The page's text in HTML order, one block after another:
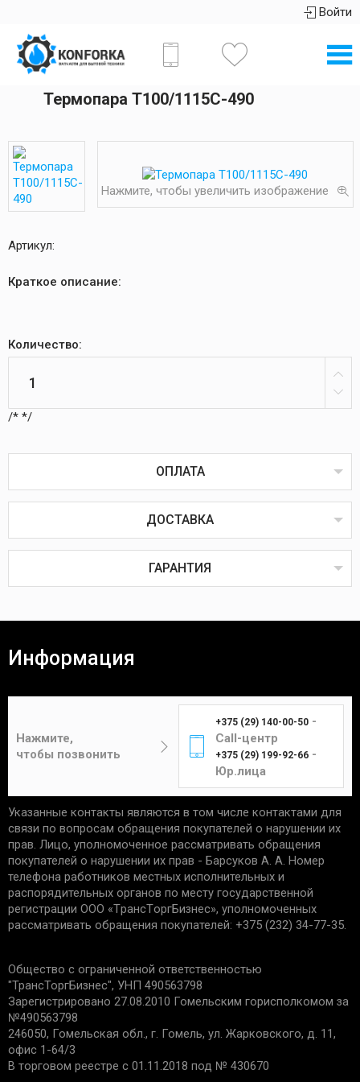
Войти
Термопара T100/1115C-490
Нажмите, чтобы увеличить изображение
Артикул:
Краткое описание:
Количество:
/* */
ОПЛАТА
онлайн или через терминал в пунктах выдачи,
наличным или безналичным расчётом, через
ДОСТАВКА
среднем занимает 3-7 дней.
Цена составит от 4 до 12 рублей в
зависимости от габаритов и веса изделия.
Курьер
Доставка товаров курьером
осуществляется по будням с 10:00 до 22:00.
Гомель - 6 рублей
Могилев - 6 рублей
Светлогорск - 6 рублей
Речица - 6 рублей
ГАРАНТИЯ
Покупатель вправе вернуть товар в течение 14
необходимы:
отсутствие следов установки;
чек, подтверждающий приобретение;
Единственным подтверждением установки товара
является акт выполненных работ с названием
услуги и устанавливаемой детали. Гарантийные
обязательства не распространяются:
на запчасти со следами механических
повреждений.
воздействий, нарушения правил установки/
хранения;
на дефекты из-за износа деталей, в срок
установленный производителем;
если причиной поломки стала
Информация
Нажмите,
чтобы позвонить
+375 (29) 140-00-50 -
Call-центр
+375 (29) 199-92-66 -
Юр.лица
Указанные контакты являются в том числе контактами для
связи по вопросам обращения покупателей о нарушении их
прав. Лицо, уполномоченное рассматривать обращения
покупателей о нарушении их прав - Барсуков А. А. Номер
телефона работников местных исполнительных и
распорядительных органов по месту государственной
регистрации ООО «TрaнcТopгБизнec», уполномоченных
рассматривать обращения покупателей: +375 (232) 34-77-35.
Общество с ограниченной ответственностью
"ТрансТоргБизнес", УНП 490563798
Зарегистрировано 27.08.2010 Гомельским горисполкомом за
№490563798
246050, Гомельская обл., г. Гомель, ул. Жарковского, д. 11,
офис 1-64/3
В торговом реестре с 01.11.2018 под № 430670